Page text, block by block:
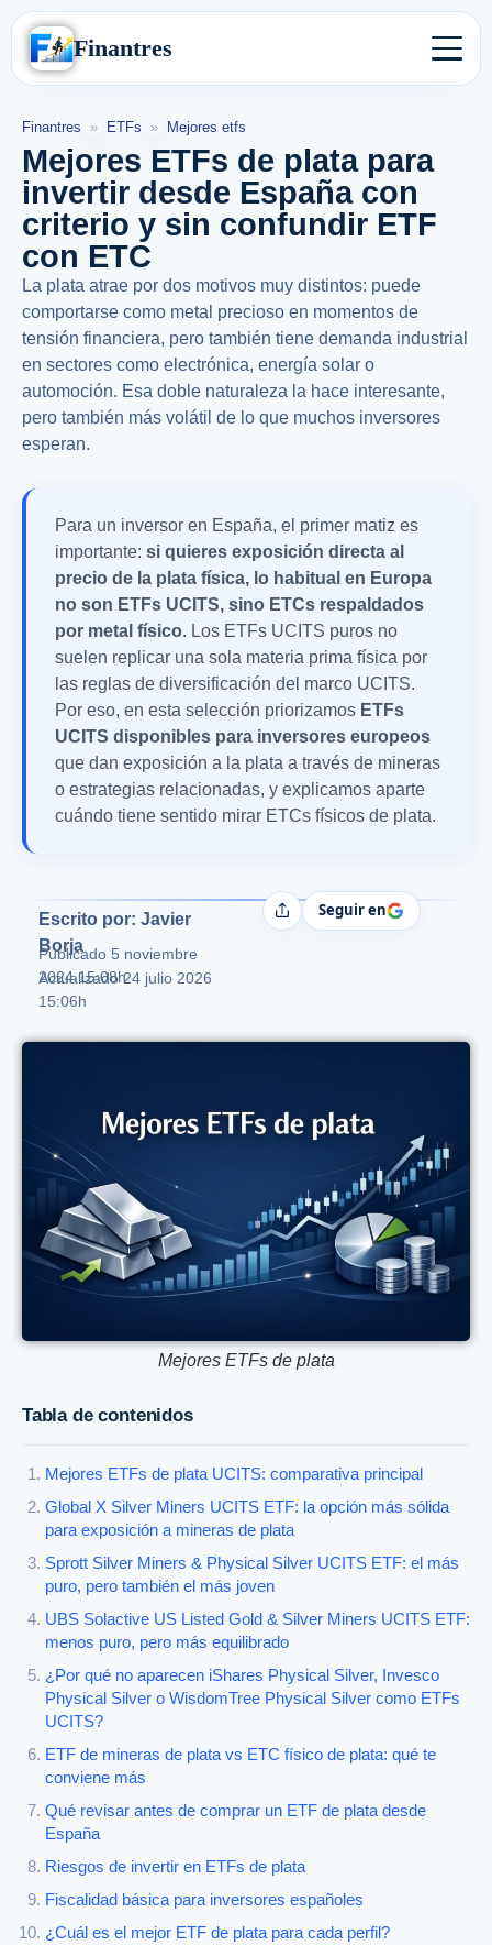
Finantres
Finantres » ETFs » Mejores etfs
Mejores ETFs de plata para
invertir desde España con
criterio y sin confundir ETF
con ETC
La plata atrae por dos motivos muy distintos: puede
comportarse como metal precioso en momentos de
tensión financiera, pero también tiene demanda industrial
en sectores como electrónica, energía solar o
automoción. Esa doble naturaleza la hace interesante,
pero también más volátil de lo que muchos inversores
esperan.
Para un inversor en España, el primer matiz es
importante: si quieres exposición directa al
precio de la plata física, lo habitual en Europa
no son ETFs UCITS, sino ETCs respaldados
por metal físico. Los ETFs UCITS puros no
suelen replicar una sola materia prima física por
las reglas de diversificación del marco UCITS.
Por eso, en esta selección priorizamos ETFs
UCITS disponibles para inversores europeos
que dan exposición a la plata a través de mineras
o estrategias relacionadas, y explicamos aparte
cuándo tiene sentido mirar ETCs físicos de plata.
Escrito por: Javier
Borja
Publicado 5 noviembre
2024 15:08h
Actualizado 24 julio 2026
15:06h
CompartirSeguir en
Mejores ETFs de plata
Tabla de contenidos
Mejores ETFs de plata UCITS: comparativa principal
Global X Silver Miners UCITS ETF: la opción más sólida
para exposición a mineras de plata
Sprott Silver Miners & Physical Silver UCITS ETF: el más
puro, pero también el más joven
UBS Solactive US Listed Gold & Silver Miners UCITS ETF:
menos puro, pero más equilibrado
¿Por qué no aparecen iShares Physical Silver, Invesco
Physical Silver o WisdomTree Physical Silver como ETFs
UCITS?
ETF de mineras de plata vs ETC físico de plata: qué te
conviene más
Qué revisar antes de comprar un ETF de plata desde
España
Riesgos de invertir en ETFs de plata
Fiscalidad básica para inversores españoles
¿Cuál es el mejor ETF de plata para cada perfil?